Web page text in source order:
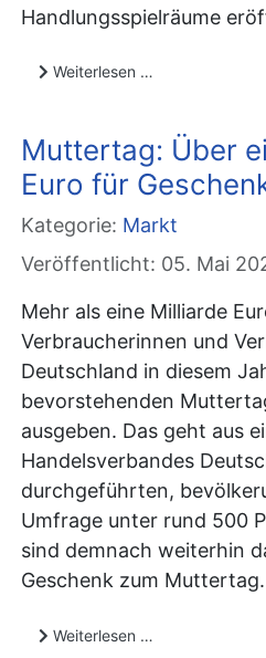
Handlungsspielräume
Weiterlesen …
Muttertag: Über
Euro für
Kategorie: Markt
Veröffentlicht: 05. Mai
Mehr als eine Milliarde
Verbraucherinnen und
Deutschland in diesem
bevorstehenden
ausgeben. Das geht aus
Handelsverbandes
durchgeführten,
Umfrage unter rund 500
sind demnach weiterhin
Geschenk zum Muttertag.
Weiterlesen …